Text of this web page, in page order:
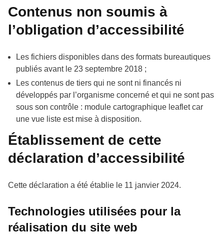
Contenus non soumis à
l’obligation d’accessibilité
Les fichiers disponibles dans des formats bureautiques
publiés avant le 23 septembre 2018 ;
Les contenus de tiers qui ne sont ni financés ni
développés par l’organisme concerné et qui ne sont pas
sous son contrôle : module cartographique leaflet car
une vue liste est mise à disposition.
Établissement de cette
déclaration d’accessibilité
Cette déclaration a été établie le 11 janvier 2024.
Technologies utilisées pour la
réalisation du site web